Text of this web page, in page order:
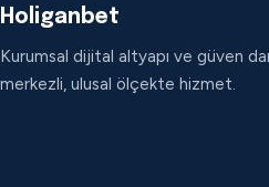
Holiganbet
Kurumsal dijital altyapı ve güven
merkezli, ulusal ölçekte hizmet.